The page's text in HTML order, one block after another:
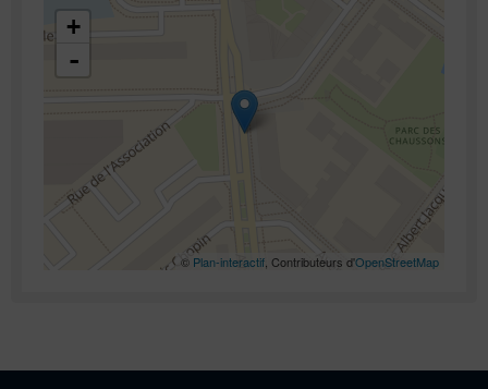
48.921696,2.295014
+
-
© Plan-interactif , Contributeurs d'OpenStreetMap